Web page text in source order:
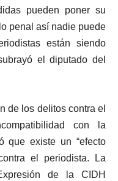
pueden poner su
penal así nadie puede
están siendo
el diputado del
de los delitos contra el
con la
que existe un “efecto
el periodista. La
de la CIDH